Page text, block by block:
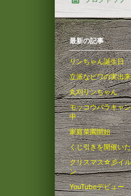
最新の記事
リンちゃん誕生日
立派なビワの実出
丸刈リンちゃん
モッコウバラキャ
中
家庭菜園開始
くじ引きを開催い
クリスマス☆彡イ
ン
YouTubeデビュー